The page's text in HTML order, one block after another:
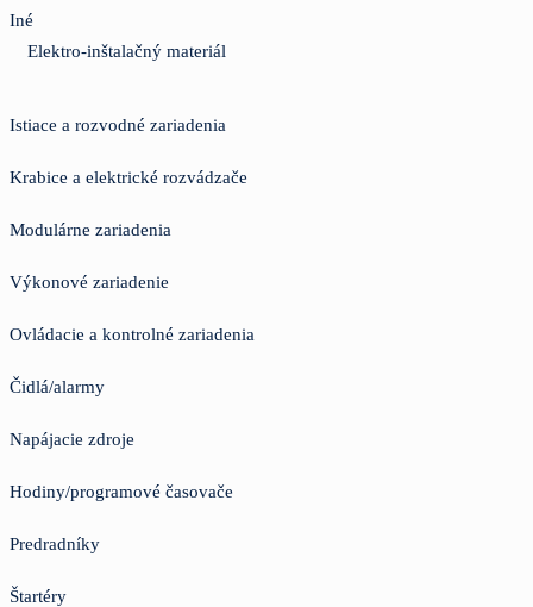
Iné
Elektro-inštalačný materiál
Istiace a rozvodné zariadenia
Krabice a elektrické rozvádzače
Modulárne zariadenia
Výkonové zariadenie
Ovládacie a kontrolné zariadenia
Čidlá/alarmy
Napájacie zdroje
Hodiny/programové časovače
Predradníky
Štartéry